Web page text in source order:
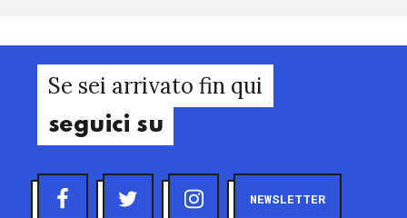
Se sei arrivato fin qui
seguici su
NEWSLETTER